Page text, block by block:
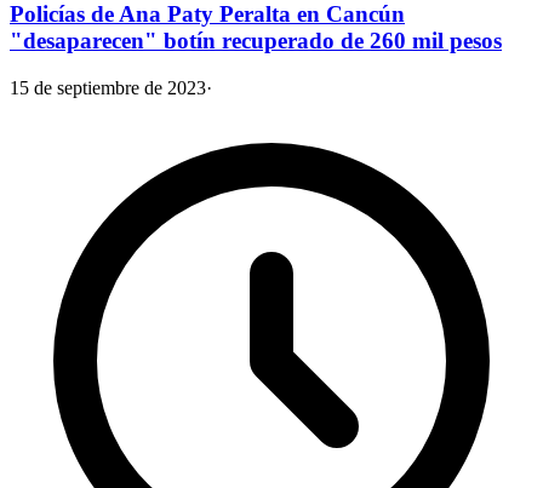
Policías de Ana Paty Peralta en Cancún
"desaparecen" botín recuperado de 260 mil pesos
15 de septiembre de 2023·